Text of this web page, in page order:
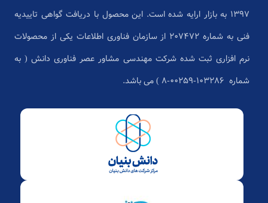
1397 به بازار ارایه شده است. این محصول با دریافت گواهی تاییدیه
فنی به شماره 207472 از سازمان فناوری اطلاعات یکی از محصولات
نرم افزاری ثبت شده شرکت مهندسی مشاور عصر فناوری دانش ( به
شماره ۱۰۳۲۸۶-۰۰۲۵۹-۸ ) می باشد.